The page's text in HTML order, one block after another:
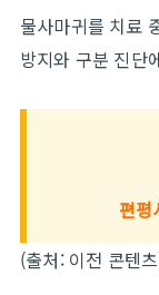
물사마귀를 치료
방지와 구분 진단
편평
(출처: 이전 콘텐